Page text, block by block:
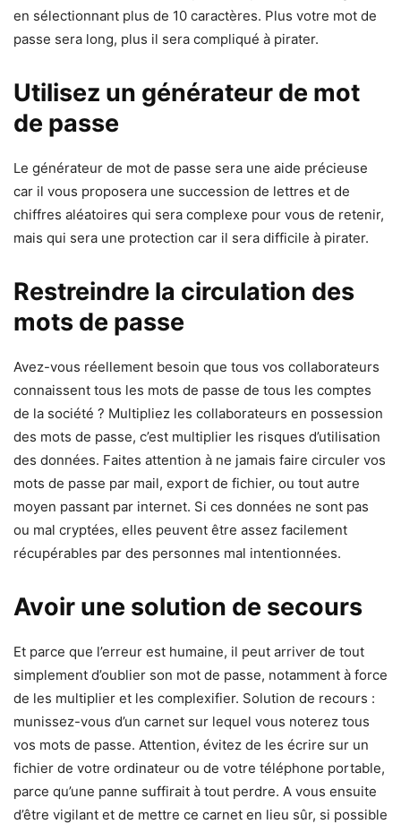
en sélectionnant plus de 10 caractères. Plus votre mot de
passe sera long, plus il sera compliqué à pirater.
Utilisez un générateur de mot
de passe
Le générateur de mot de passe sera une aide précieuse
car il vous proposera une succession de lettres et de
chiffres aléatoires qui sera complexe pour vous de retenir,
mais qui sera une protection car il sera difficile à pirater.
Restreindre la circulation des
mots de passe
Avez-vous réellement besoin que tous vos collaborateurs
connaissent tous les mots de passe de tous les comptes
de la société ? Multipliez les collaborateurs en possession
des mots de passe, c’est multiplier les risques d’utilisation
des données. Faites attention à ne jamais faire circuler vos
mots de passe par mail, export de fichier, ou tout autre
moyen passant par internet. Si ces données ne sont pas
ou mal cryptées, elles peuvent être assez facilement
récupérables par des personnes mal intentionnées.
Avoir une solution de secours
Et parce que l’erreur est humaine, il peut arriver de tout
simplement d’oublier son mot de passe, notamment à force
de les multiplier et les complexifier. Solution de recours :
munissez-vous d’un carnet sur lequel vous noterez tous
vos mots de passe. Attention, évitez de les écrire sur un
fichier de votre ordinateur ou de votre téléphone portable,
parce qu’une panne suffirait à tout perdre. A vous ensuite
d’être vigilant et de mettre ce carnet en lieu sûr, si possible